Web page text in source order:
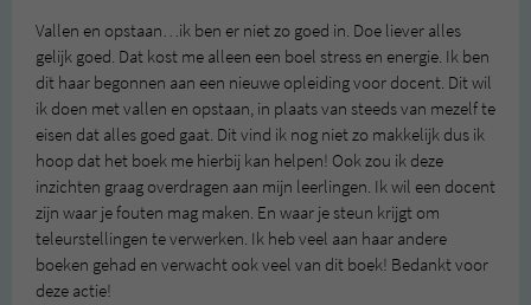
Vallen en opstaan…ik ben er niet zo goed in. Doe liever alles
gelijk goed. Dat kost me alleen een boel stress en energie. Ik ben
dit haar begonnen aan een nieuwe opleiding voor docent. Dit wil
ik doen met vallen en opstaan, in plaats van steeds van mezelf te
eisen dat alles goed gaat. Dit vind ik nog niet zo makkelijk dus ik
hoop dat het boek me hierbij kan helpen! Ook zou ik deze
inzichten graag overdragen aan mijn leerlingen. Ik wil een docent
zijn waar je fouten mag maken. En waar je steun krijgt om
teleurstellingen te verwerken. Ik heb veel aan haar andere
boeken gehad en verwacht ook veel van dit boek! Bedankt voor
deze actie!